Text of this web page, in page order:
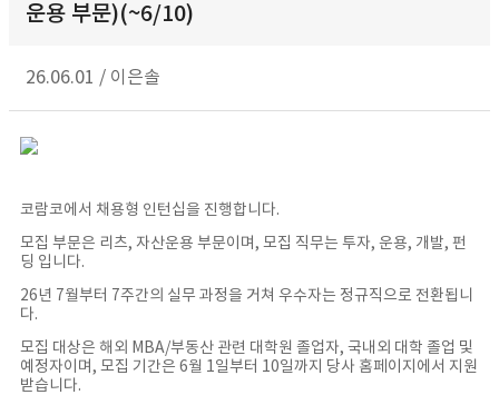
운용 부문)(~6/10)
26.06.01 / 이은솔
코람코에서 채용형 인턴십을 진행합니다.
모집 부문은 리츠, 자산운용 부문이며, 모집 직무는 투자, 운용, 개발, 펀
딩 입니다.
26년 7월부터 7주간의 실무 과정을 거쳐 우수자는 정규직으로 전환됩니
다.
모집 대상은 해외 MBA/부동산 관련 대학원 졸업자, 국내외 대학 졸업 및
예정자이며, 모집 기간은 6월 1일부터 10일까지 당사 홈페이지에서 지원
받습니다.